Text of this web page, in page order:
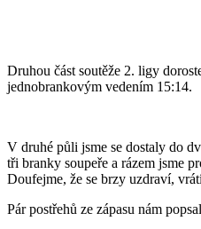
Druhou část soutěže 2. ligy
jednobrankovým vedením 15:14.
V druhé půli jsme se dostaly do
tři branky soupeře a rázem jsme
Doufejme, že se brzy uzdraví,
Pár postřehů ze zápasu nám